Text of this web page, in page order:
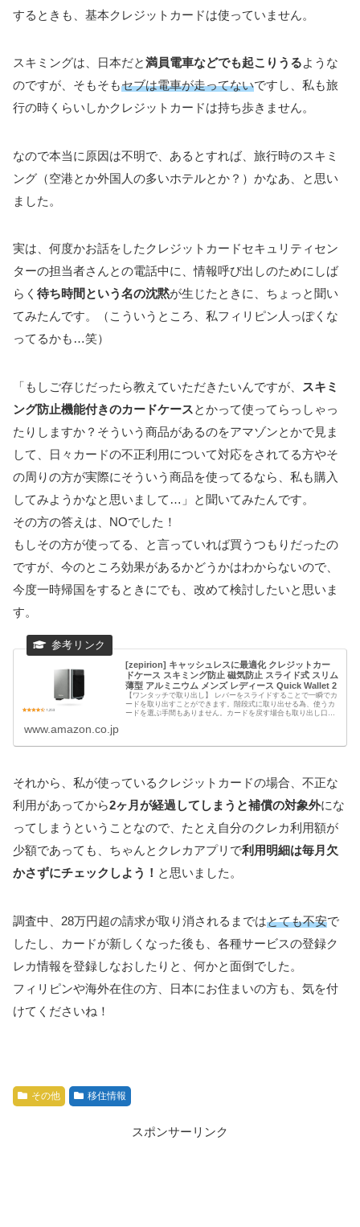
するときも、基本クレジットカードは使っていません。
スキミングは、日本だと満員電車などでも起こりうるような
のですが、そもそもセブは電車が走ってないですし、私も旅
行の時くらいしかクレジットカードは持ち歩きません。
なので本当に原因は不明で、あるとすれば、旅行時のスキミ
ング（空港とか外国人の多いホテルとか？）かなあ、と思い
ました。
実は、何度かお話をしたクレジットカードセキュリティセン
ターの担当者さんとの電話中に、情報呼び出しのためにしば
らく 待ち時間という名の沈黙が生じたときに、ちょっと聞い
てみたんです。（こういうところ、私フィリピン人っぽくな
ってるかも…笑）
「もしご存じだったら教えていただきたいんですが、
スキミ
ング防止機能付きのカードケースとかって使ってらっしゃっ
たりしますか？そういう商品があるのをアマゾンとかで見ま
して、日々カードの不正利用について対応をされてる方やそ
の周りの方が実際にそういう商品を使ってるなら、私も購入
してみようかなと思いまして…」と聞いてみたんです。
その方の答えは、NOでした！
もしその方が使ってる、と言っていれば買うつもりだったの
ですが、今のところ効果があるかどうかはわからないので、
今度一時帰国をするときにでも、改めて検討したいと思いま
す。
[zepirion] キャッシュレスに最適化 クレジットカー
ドケース スキミング防止 磁気防止 スライド式 スリム
薄型 アルミニウム メンズ レディース Quick Wallet 2
【ワンタッチで取り出し】 レバーをスライドすることで一瞬でカ
ードを取り出すことができます。階段式に取り出せる為、使うカ
ードを選ぶ手間もありません。カードを戻す場合も取り出し口に
www.amazon.co.jp
それから、私が使っているクレジットカードの場合、不正な
利用があってから2ヶ月が経過してしまうと補償の対象外にな
ってしまうということなので、たとえ自分のクレカ利用額が
少額であっても、ちゃんとクレカアプリで利用明細は毎月欠
かさずにチェックしよう！ と思いました。
調査中、28万円超の請求が取り消されるまではとても不安で
したし、カードが新しくなった後も、各種サービスの登録ク
レカ情報を登録しなおしたりと、何かと面倒でした。
フィリピンや海外在住の方、日本にお住まいの方も、気を付
けてくださいね！
その他 移住情報
スポンサーリンク